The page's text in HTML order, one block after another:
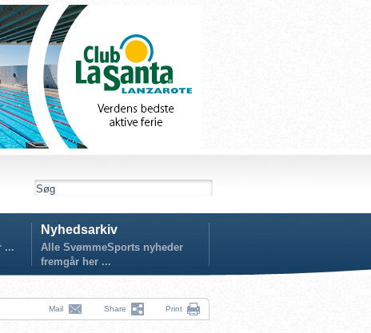
...
Nyhedsarkiv
Alle SvømmeSports nyheder
fremgår her ...
Mail Share Print